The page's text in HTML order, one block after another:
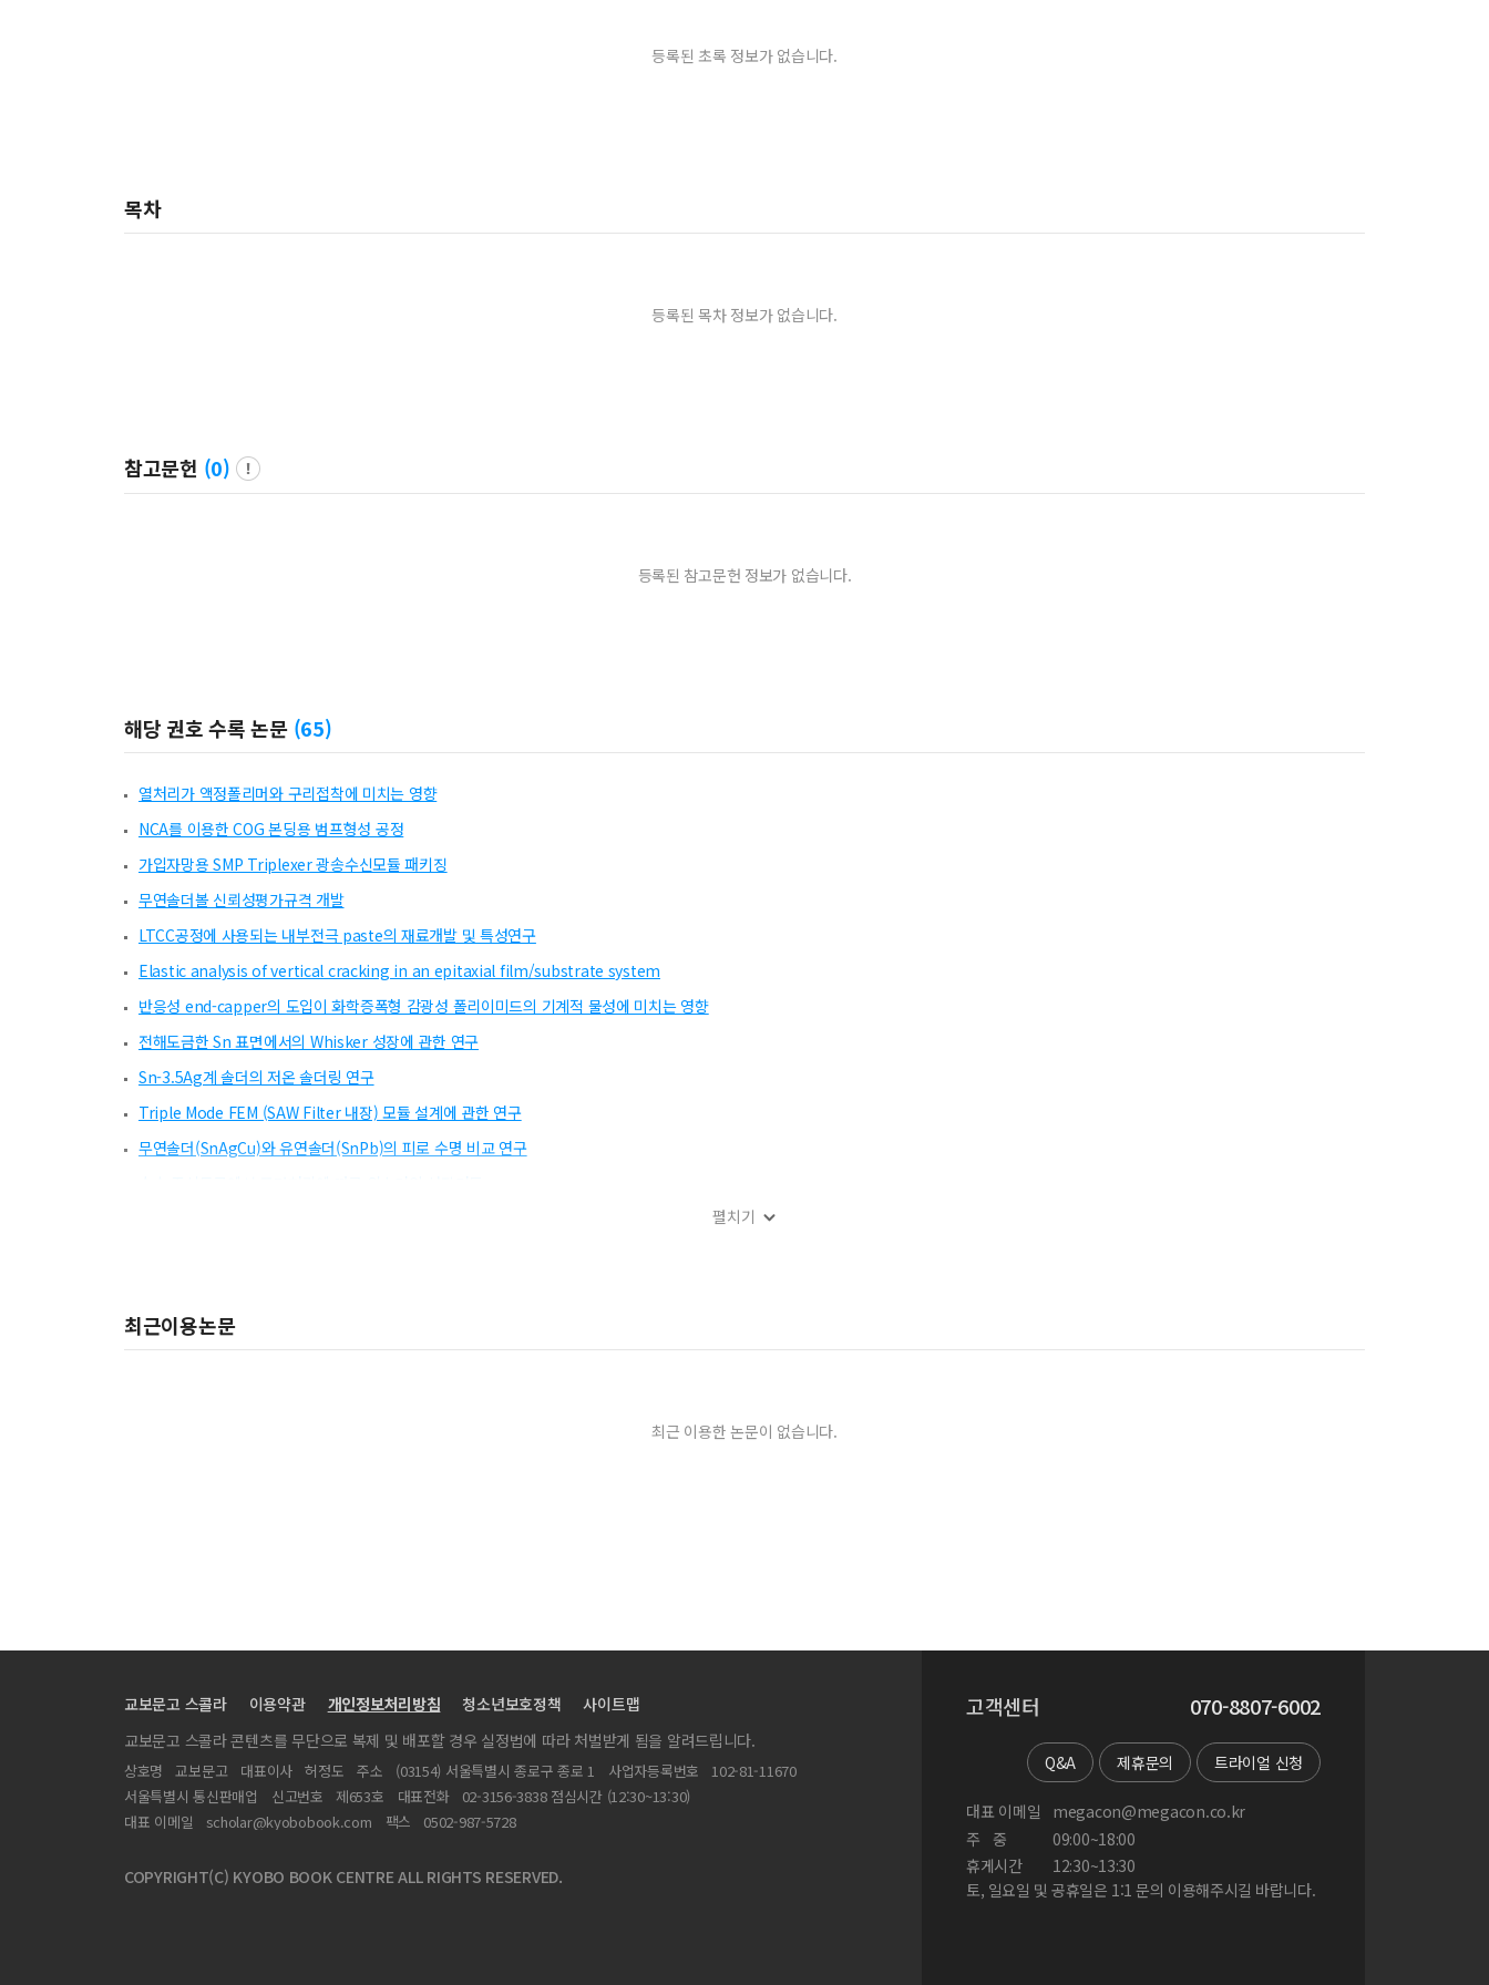
등록된 초록 정보가 없습니다.
목차
등록된 목차 정보가 없습니다.
참고문헌 (0)
등록된 참고문헌 정보가 없습니다.
해당 권호 수록 논문 (65)
열처리가 액정폴리머와 구리접착에 미치는 영향
NCA를 이용한 COG 본딩용 범프형성 공정
가입자망용 SMP Triplexer 광송수신모듈 패키징
무연솔더볼 신뢰성평가규격 개발
LTCC공정에 사용되는 내부전극 paste의 재료개발 및 특성연구
Elastic analysis of vertical cracking in an epitaxial film/substrate system
반응성 end-capper의 도입이 화학증폭형 감광성 폴리이미드의 기계적 물성에 미치는 영향
전해도금한 Sn 표면에서의 Whisker 성장에 관한 연구
Sn-3.5Ag계 솔더의 저온 솔더링 연구
Triple Mode FEM (SAW Filter 내장) 모듈 설계에 관한 연구
무연솔더(SnAgCu)와 유연솔더(SnPb)의 피로 수명 비교 연구
Sn 범프와 NCA(Non-Conductive Adhesive)를 이용한 COG 접합
Reliability Assessment of Surface Mounted Chip Varistor Subjected to Thermal Shock
Copper Via Filling for SIP by Pulse Reverse Electroplating
열처리에 따른 Sn-3.5Ag 솔더 범프의 전기저항 변화와 미세구조와의 관계
The preparation and characterization of highperformance poly (imide- silica) hybrid
DV-Xa 분자궤도법을 이용한 도핑된 ZnO의 전자상태
고집적 반도체 배선용 합금구리박막의 미세구조 및 전기적 특성 평가
펼치기
최근이용논문
최근 이용한 논문이 없습니다.
교보문고 스콜라 이용약관 개인정보처리방침 청소년보호정책
사이트맵
교보문고 스콜라 콘텐츠를 무단으로 복제 및 배포할 경우 실정법에 따라 처벌받게 됨을 알려드립니다.
상호명 교보문고 대표이사 허정도 주소 (03154) 서울특별시 종로구 종로 1 사업자등록번호
102-81-11670
서울특별시 통신판매업
신고번호 제653호 대표전화
02-3156-3838 점심시간 (12:30~13:30)
대표 이메일
scholar@kyobobook.com 팩스 0502-987-5728
COPYRIGHT(C) KYOBO BOOK CENTRE ALL RIGHTS RESERVED.
고객센터 070-8807-6002
Q&A 제휴문의 트라이얼 신청
대표 이메일
megacon@megacon.co.kr
주
중
09:00~18:00
휴게시간
12:30~13:30
토, 일요일 및 공휴일은 1:1 문의 이용해주시길 바랍니다.